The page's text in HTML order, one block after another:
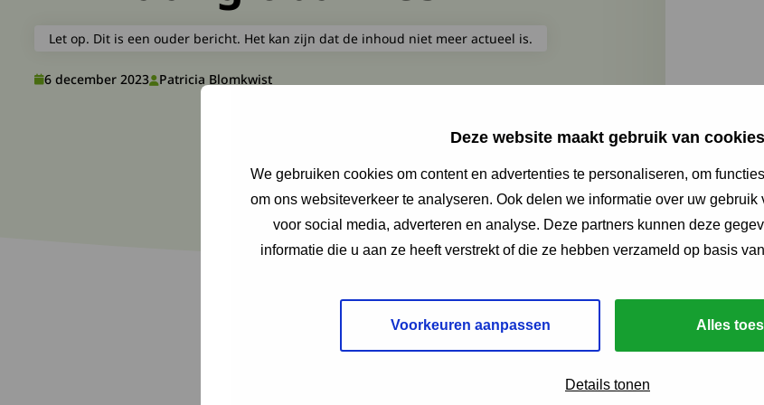
Deze website maakt gebruik van cookies
We gebruiken cookies om content en advertenties te personaliseren, om
om ons websiteverkeer te analyseren. Ook delen we informatie over uw gebruik
voor social media, adverteren en analyse. Deze partners kunnen deze
informatie die u aan ze heeft verstrekt of die ze hebben verzameld op basis
Voorkeuren aanpassen Alles
Details tonen
Let op. Dit is een ouder bericht. Het kan zijn dat de inhoud niet meer actueel is.
6 december 2023 Patricia Blomkwist